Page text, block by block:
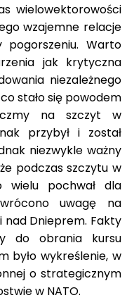
wielowektorowości
wzajemne relacje
pogorszeniu. Warto
jak krytyczna
niezależnego
stało się powodem
na szczyt w
przybył i został
niezwykle ważny
podczas szczytu w
pochwał dla
uwagę na
Dnieprem. Fakty
do obrania kursu
było wykreślenie, w
o strategicznym
w NATO.